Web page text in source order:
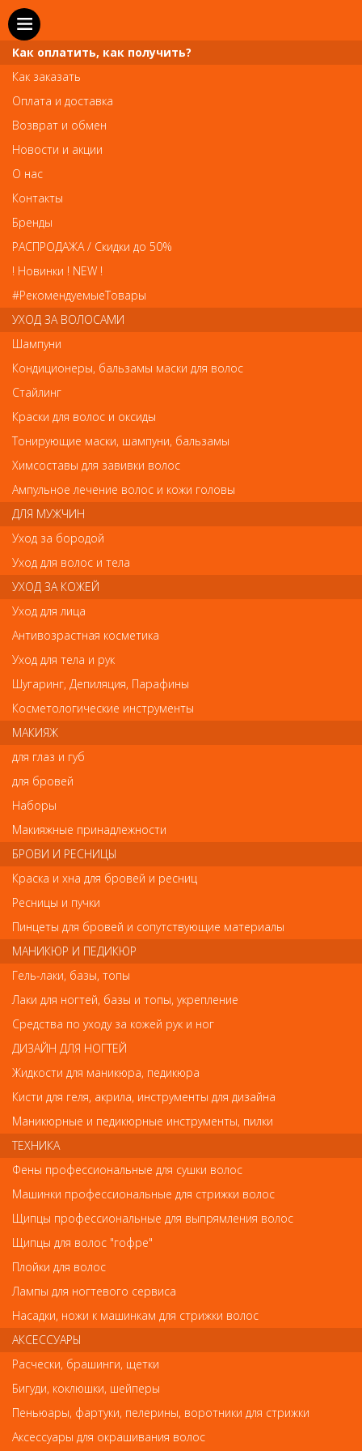
SEO
Деваль Шпильки волна черные 45мм/200гр SLT45V-1/200
Деваль Шпильки волна черные 45мм/200гр
SLT45V-1/200
Арт.SLT45V-1/200
648р.-
В закладки Как оплатить? Как получить?
Отзывы
Ваш отзыв станет первым
Напишите свой отзыв
Имя
Код
Обратите внимание
Внешний вид товара «Деваль Шпильки волна черные
сайте. Несовпадение внешнего вида и комплектности
реального товара с фотографиями и описанием на сайте не
является показателем ненадлежащего качества товара.
Так же советуем посмотреть
Шпильки, невидимки, зажимы, резинки, валики для причесок
Клипсы пластиковые крокодил, 1шт
Как оплатить, как получить?
Как заказать
Оплата и доставка
Возврат и обмен
Новости и акции
О нас
Контакты
Бренды
РАСПРОДАЖА / Скидки до 50%
! Новинки ! NEW !
#РекомендуемыеТовары
УХОД ЗА ВОЛОСАМИ
Шампуни
Кондиционеры, бальзамы маски для волос
Стайлинг
Краски для волос и оксиды
Тонирующие маски, шампуни, бальзамы
Химсоставы для завивки волос
Ампульное лечение волос и кожи головы
ДЛЯ МУЖЧИН
Уход за бородой
Уход для волос и тела
УХОД ЗА КОЖЕЙ
Уход для лица
Антивозрастная косметика
Уход для тела и рук
Шугаринг, Депиляция, Парафины
Косметологические инструменты
МАКИЯЖ
для глаз и губ
для бровей
Наборы
Макияжные принадлежности
БРОВИ И РЕСНИЦЫ
Краска и хна для бровей и ресниц
Ресницы и пучки
Пинцеты для бровей и сопутствующие материалы
МАНИКЮР И ПЕДИКЮР
Гель-лаки, базы, топы
Лаки для ногтей, базы и топы, укрепление
Средства по уходу за кожей рук и ног
ДИЗАЙН ДЛЯ НОГТЕЙ
Жидкости для маникюра, педикюра
Кисти для геля, акрила, инструменты для дизайна
Маникюрные и педикюрные инструменты, пилки
ТЕХНИКА
Фены профессиональные для сушки волос
Машинки профессиональные для стрижки волос
Щипцы профессиональные для выпрямления волос
Щипцы для волос "гофре"
Плойки для волос
Лампы для ногтевого сервиса
Насадки, ножи к машинкам для стрижки волос
АКСЕССУАРЫ
Расчески, брашинги, щетки
Бигуди, коклюшки, шейперы
Пеньюары, фартуки, пелерины, воротники для стрижки
Аксессуары для окрашивания волос